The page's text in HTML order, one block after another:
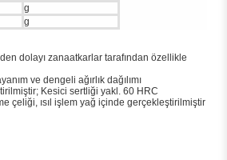
g
g
dolayı zanaatkarlar tarafından özellikle
ve dengeli ağırlık dağılımı
Kesici sertliği yakl. 60 HRC
çeliği, ısıl işlem yağ içinde gerçekleştirilmiştir